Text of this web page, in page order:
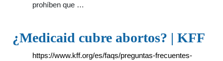
prohíben que …
¿Medicaid cubre abortos? | KFF
https://www.kff.org/es/faqs/preguntas-frecuentes-